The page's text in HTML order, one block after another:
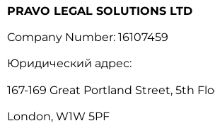
PRAVO LEGAL SOLUTIONS LTD
Company Number: 16107459
Юридический адрес:
167-169 Great Portland Street, 5th
London, W1W 5PF